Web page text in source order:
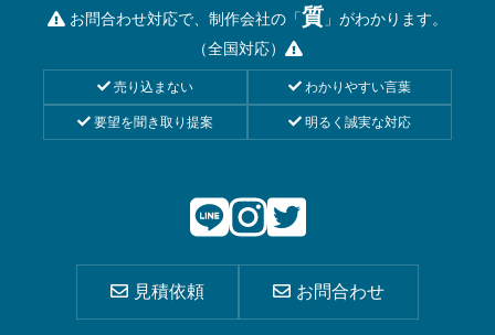
お問合わせ対応で、制作会社の「質 」がわかります。
（全国対応）
売り込まない わかりやすい言葉
要望を聞き取り提案 明るく誠実な対応
見積依頼 お問合わせ